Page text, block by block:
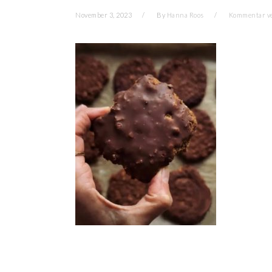
November 3, 2023 By Hanna Roos Kommentar